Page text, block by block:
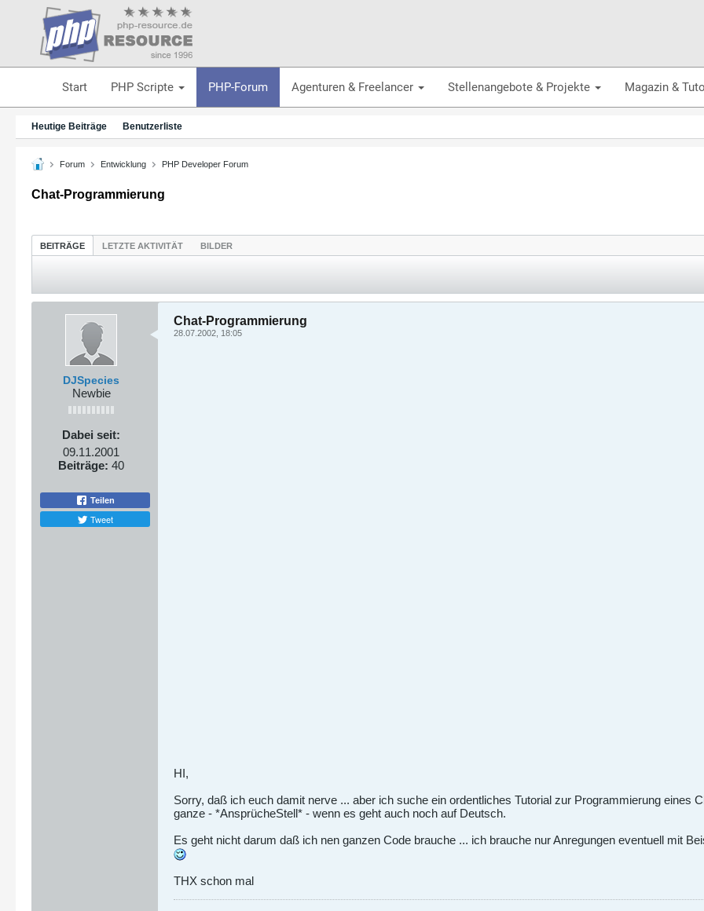
Start PHP Scripte PHP-Forum Agenturen & Freelancer Stellenangebote & Projekte Magazin &
Heutige Beiträge Benutzerliste
Forum Entwicklung PHP Developer Forum
Chat-Programmierung
BEITRÄGE LETZTE AKTIVITÄT BILDER
DJSpecies
Newbie
Dabei seit:
09.11.2001
Beiträge: 40
Teilen
Tweet
Chat-Programmierung
28.07.2002, 18:05
HI,
Sorry, daß ich euch damit nerve ... aber ich suche ein ordentliches Tutorial zur Programmierung eines
ganze - *AnsprücheStell* - wenn es geht auch noch auf Deutsch.
Es geht nicht darum daß ich nen ganzen Code brauche ... ich brauche nur Anregungen eventuell mit
THX schon mal